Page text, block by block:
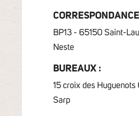
BP13 - 65150 Saint-
Neste
BUREAUX :
15 croix des
Sarp